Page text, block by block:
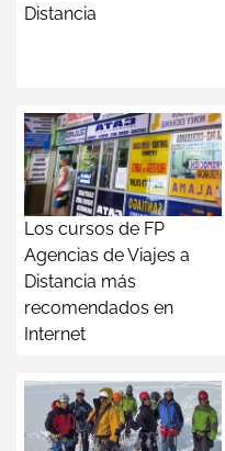
Distancia
Los cursos de FP
Agencias de Viajes a
Distancia más
recomendados en
Internet